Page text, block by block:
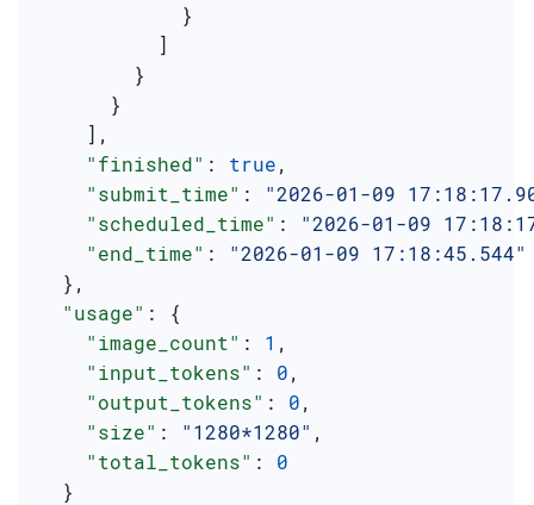
            }
          ]
        }
      }
    ],
    "finished"
: true,
    "submit_time"
: "2026-01-09
    "scheduled_time"
: "2026-01-09
    "end_time"
: "2026-01-09 17:18:45.544"
  },
  "usage"
: {
    "image_count"
: 1 ,
    "input_tokens"
: 0,
    "output_tokens"
: 0,
    "size"
: "1280*1280" ,
    "total_tokens"
: 0
  }